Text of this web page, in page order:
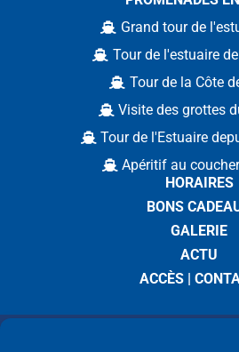
Grand tour de
Tour de l'estuaire
Tour de la Côte
Visite des grottes
Tour de l'Estuaire
Apéritif au
HORAIRES
BONS
GALERIE
ACTU
ACCÈS |